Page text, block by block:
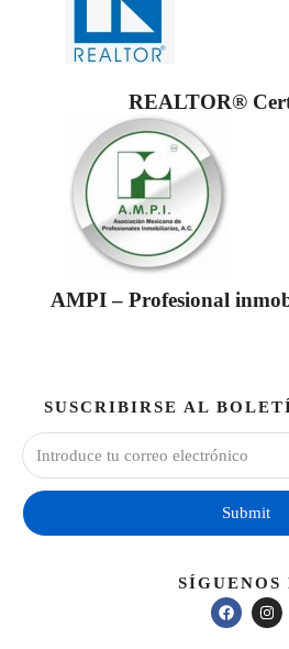
REALTOR®
AMPI – Profesional
SUSCRIBIRSE AL
Submit
SÍGUENOS